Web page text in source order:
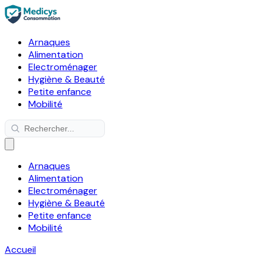
Arnaques
Alimentation
Electroménager
Hygiène & Beauté
Petite enfance
Mobilité
Arnaques
Alimentation
Electroménager
Hygiène & Beauté
Petite enfance
Mobilité
Accueil